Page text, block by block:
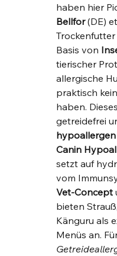
haben hier
Bellfor (DE)
Trockenfutter
Basis von
tierischer
allergische
praktisch
haben.
getreidefrei
hypoallergen
Canin
setzt auf
vom
Vet-Concept
bieten
Känguru als
Menüs an.